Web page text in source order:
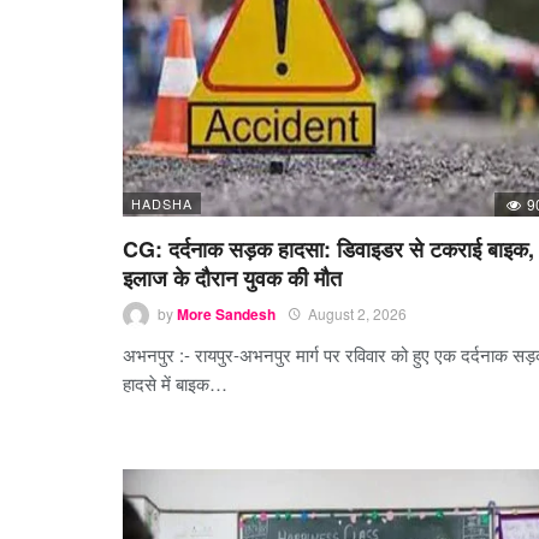
HADSHA
CG: दर्दनाक सड़क हादसा: डिवाइडर से टकराई बाइक,
इलाज के दौरान युवक की मौत
byMore Sandesh August 2, 2026
अभनपुर :- रायपुर-अभनपुर मार्ग पर रविवार को हुए एक दर्दनाक
हादसे में बाइक…